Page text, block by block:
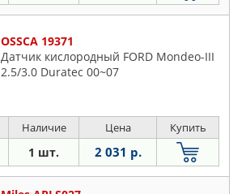
OSSCA 19371
Датчик кислородный FORD Mondeo-III
2.5/3.0 Duratec 00~07
Наличие Цена Купить
1 шт. 2 031 р.